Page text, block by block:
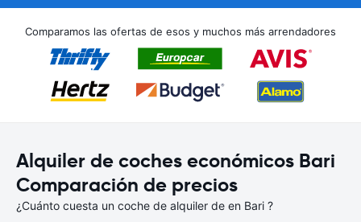
Comparamos las ofertas de esos y muchos más arrendadores
Alquiler de coches económicos Bari
Comparación de precios
¿Cuánto cuesta un coche de alquiler de en Bari ?